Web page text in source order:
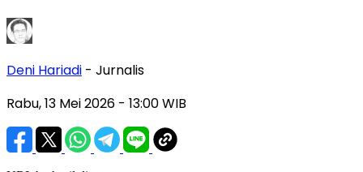
Deni Hariadi - Jurnalis
Rabu, 13 Mei 2026 - 13:00 WIB